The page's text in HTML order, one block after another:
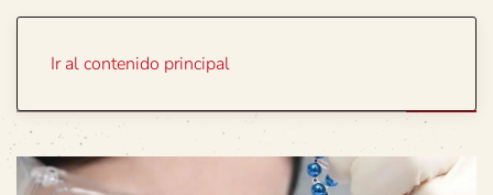
Ir al contenido principal